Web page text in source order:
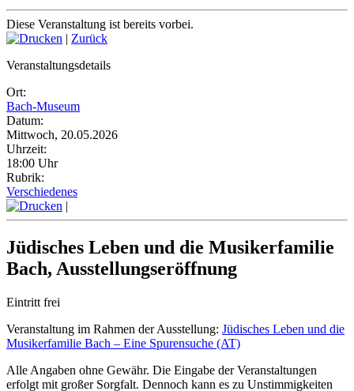
Diese Veranstaltung ist bereits vorbei.
| Zurück
Veranstaltungsdetails
Ort:
Bach-Museum
Datum:
Mittwoch, 20.05.2026
Uhrzeit:
18:00 Uhr
Rubrik:
Verschiedenes
|
Jüdisches Leben und die Musikerfamilie
Bach, Ausstellungseröffnung
Eintritt frei
Veranstaltung im Rahmen der Ausstellung: Jüdisches Leben und die
Musikerfamilie Bach – Eine Spurensuche (AT)
Alle Angaben ohne Gewähr. Die Eingabe der Veranstaltungen
erfolgt mit großer Sorgfalt. Dennoch kann es zu Unstimmigkeiten